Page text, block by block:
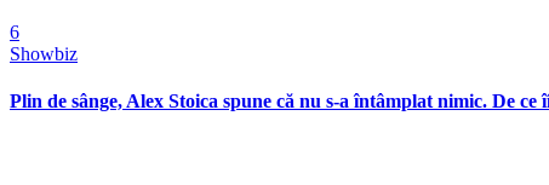
6
Showbiz
Plin de sânge, Alex Stoica spune că nu s-a întâmplat nimic. De ce